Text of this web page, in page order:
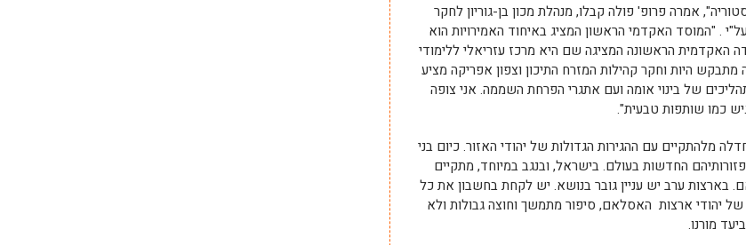
אמרה פרופ' פולה קבלו, מנהלת מכון בן-גוריון לחקר
. "המוסד האקדמי הראשון המציג באיחוד האמירויות הוא
האקדמית הראשונה המציגה שם היא מרכז עזריאלי ללימודי
היות וחקר קהילות המזרח התיכון וצפון אפריקה מציע
של בינוי אומה ועם אתגרי הפרחת השממה. אני צופה
כמו שותפות טבעית".
עם ההגירות הגדולות של יהודי האזור. כיום בני
החדשות בעולם. בישראל, ובנגב במיוחד, מתקיים
בארצות ערב יש עניין גובר בנושא. יש לקחת בחשבון את כל
של יהודי ארצות האסלאם, סיפור מתמשך וחוצה גבולות ולא
מורנו.